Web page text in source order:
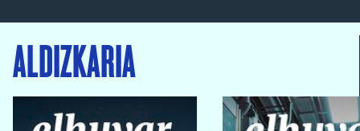
ALDIZKARIA